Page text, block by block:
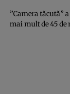
”Camera tăcută”
mai mult de 45 de